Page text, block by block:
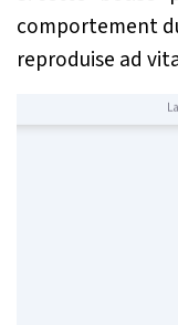
comportement
reproduise ad